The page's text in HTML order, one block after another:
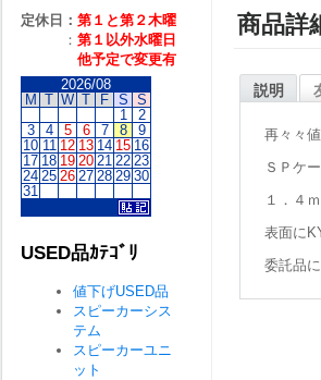
商品詳
説明
再々々
ＳＰケ
１．４
表面に
委託品
定休日： 第１と第２木曜
： 第１以外水曜日
他予定で変更有
2026/08
M T W T F S S
1
2
3
4 5 6 7 8
9
10 11 12 13 14 15 16
17 18 19 20 21 22 23
24 25 26 27 28 29 30
31
USED品ｶﾃｺﾞﾘ
値下げUSED品
スピーカーシス
テム
スピーカーユニ
ット